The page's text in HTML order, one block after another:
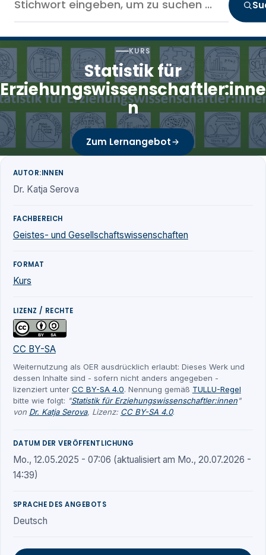
KURS
Statistik für
Erziehungswissenschaftler:inne
n
Zum Lernangebot
AUTOR:INNEN
Dr. Katja Serova
FACHBEREICH
Geistes- und Gesellschaftswissenschaften
FORMAT
Kurs
LIZENZ / RECHTE
CC BY-SA
Weiternutzung als OER ausdrücklich erlaubt: Dieses Werk und
dessen Inhalte sind - sofern nicht anders angegeben -
lizenziert unter CC BY-SA 4.0. Nennung gemäß TULLU-Regel
bitte wie folgt: "Statistik für Erziehungswissenschaftler:innen"
von Dr. Katja Serova, Lizenz: CC BY-SA 4.0.
DATUM DER VERÖFFENTLICHUNG
Mo., 12.05.2025 - 07:06 (aktualisiert am Mo., 20.07.2026 -
14:39)
SPRACHE DES ANGEBOTS
Deutsch